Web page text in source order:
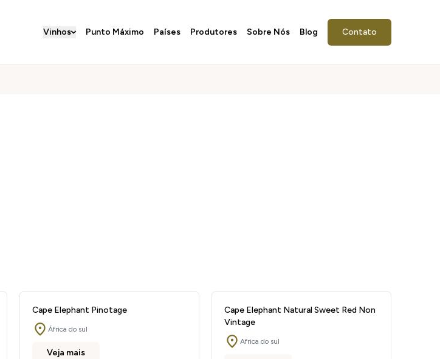
Vinhos Punto Máximo Países Produtores Sobre Nós Blog Contato
Cape Elephant Pinotage
África do sul
Veja mais
Cape Elephant Natural Sweet Red Non
Vintage
Africa do sul